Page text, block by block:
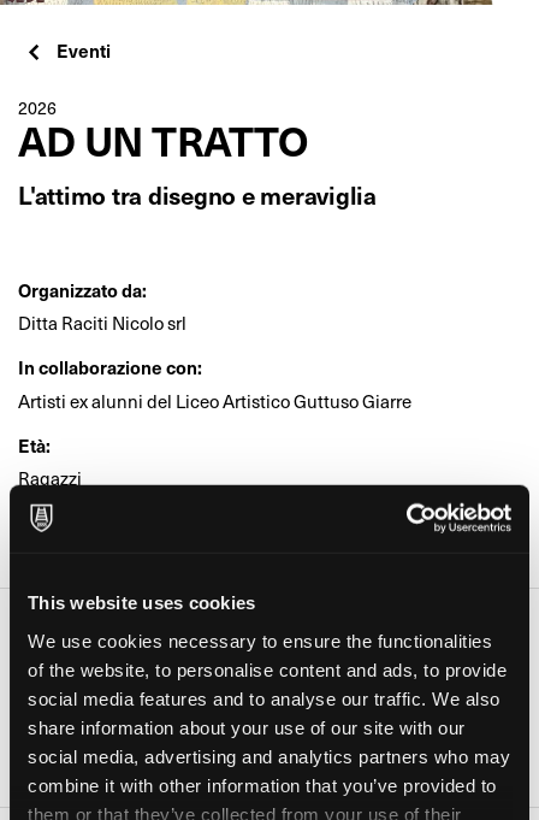
This website uses cookies
We use cookies necessary to ensure the functionalities
of the website, to personalise content and ads, to provide
social media features and to analyse our traffic. We also
share information about your use of our site with our
social media, advertising and analytics partners who may
combine it with other information that you’ve provided to
them or that they’ve collected from your use of their
Eventi
2026
AD UN TRATTO
L'attimo tra disegno e meraviglia
Organizzato da:
Ditta Raciti Nicolo srl
In collaborazione con:
Artisti ex alunni del Liceo Artistico Guttuso Giarre
Età:
Ragazzi
Dove:
Date e orari
Giorno Orario
30 Set 2026
09:00-13:15